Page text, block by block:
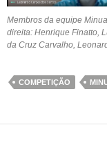
Membros da equipe
direita: Henrique Finatto,
da Cruz Carvalho,
COMPETIÇÃO